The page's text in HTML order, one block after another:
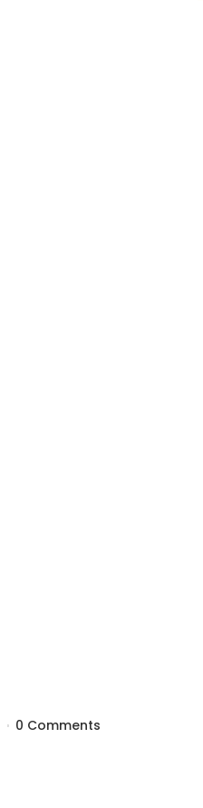
0 Comments